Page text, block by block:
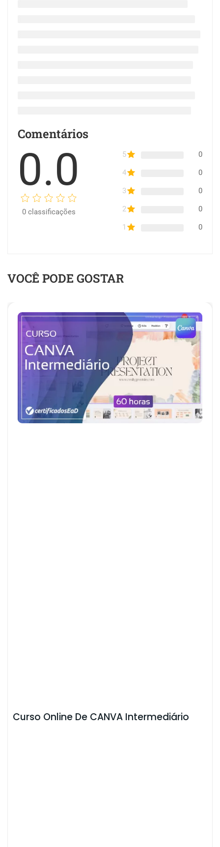
Comentários
0.0
0classificações
5 0
4 0
3 0
2 0
1 0
VOCÊ PODE GOSTAR
Curso Online De CANVA Intermediário